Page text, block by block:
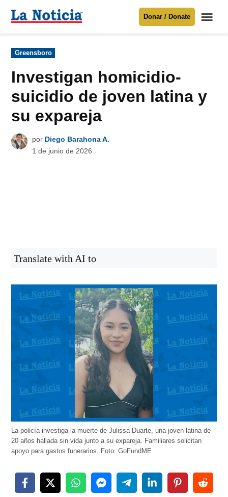
Para mantenerte informado necesitamos
Donar
contenido
Noticia
Donar / Donate
Publicado
en
Greensboro
Investigan homicidio-
suicidio de joven latina y
su expareja
por Diego Barahona A.
1 de junio de 2026
Translate with AI to
La policía investiga la muerte de Julissa Duarte, una joven latina de
20 años hallada sin vida junto a su expareja. Familiares solicitan
apoyo para gastos funerarios. Foto: GoFundME